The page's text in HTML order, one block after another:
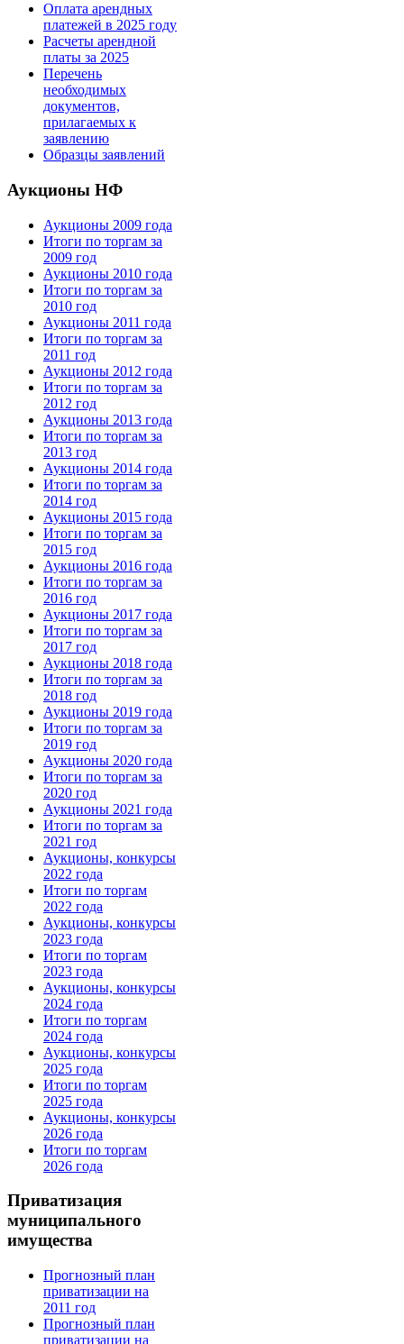
Оплата арендных
платежей в 2025 году
Расчеты арендной
платы за 2025
Перечень
необходимых
документов,
прилагаемых к
заявлению
Образцы заявлений
Аукционы НФ
Аукционы 2009 года
Итоги по торгам за
2009 год
Аукционы 2010 года
Итоги по торгам за
2010 год
Аукционы 2011 года
Итоги по торгам за
2011 год
Аукционы 2012 года
Итоги по торгам за
2012 год
Аукционы 2013 года
Итоги по торгам за
2013 год
Аукционы 2014 года
Итоги по торгам за
2014 год
Аукционы 2015 года
Итоги по торгам за
2015 год
Аукционы 2016 года
Итоги по торгам за
2016 год
Аукционы 2017 года
Итоги по торгам за
2017 год
Аукционы 2018 года
Итоги по торгам за
2018 год
Аукционы 2019 года
Итоги по торгам за
2019 год
Аукционы 2020 года
Итоги по торгам за
2020 год
Аукционы 2021 года
Итоги по торгам за
2021 год
Аукционы, конкурсы
2022 года
Итоги по торгам
2022 года
Аукционы, конкурсы
2023 года
Итоги по торгам
2023 года
Аукционы, конкурсы
2024 года
Итоги по торгам
2024 года
Аукционы, конкурсы
2025 года
Итоги по торгам
2025 года
Аукционы, конкурсы
2026 года
Итоги по торгам
2026 года
Приватизация
муниципального
имущества
Прогнозный план
приватизации на
2011 год
Прогнозный план
приватизации на